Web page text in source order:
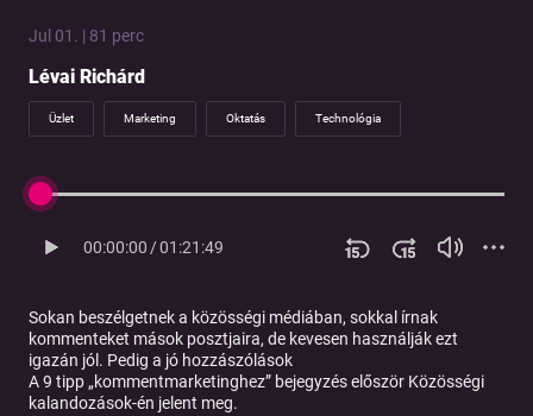
Jul 01. | 81 perc
Lévai Richárd
Üzlet Marketing Oktatás Technológia
00:00:00/01:21:49
Sokan beszélgetnek a közösségi médiában, sokkal írnak
kommenteket mások posztjaira, de kevesen használják ezt
igazán jól. Pedig a jó hozzászólások
A9 tipp „kommentmarketinghez” bejegyzés először Közösségi
kalandozások-én jelent meg.